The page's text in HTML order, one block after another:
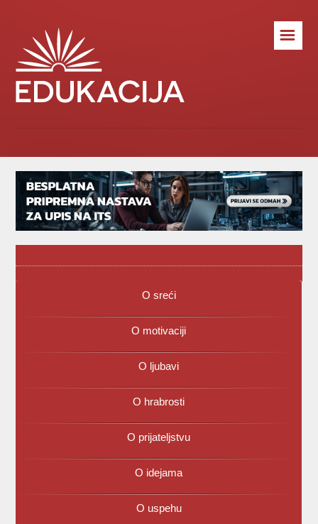
☰
O sreći
O motivaciji
O ljubavi
O hrabrosti
O prijateljstvu
O idejama
O uspehu